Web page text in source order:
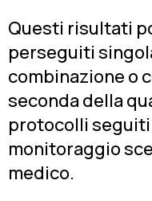
Questi risultati
perseguiti
combinazione o
seconda della
protocolli
monitoraggio
medico.